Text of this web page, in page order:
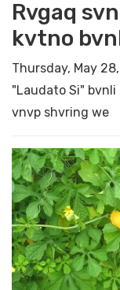
Rvgaq
kvtno
Thursday, May
"Laudato Si"
vnvp shvring we